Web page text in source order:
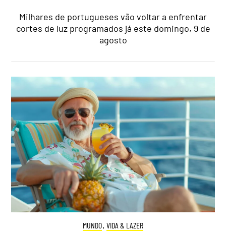
Milhares de portugueses vão voltar a enfrentar
cortes de luz programados já este domingo, 9 de
agosto
MUNDO, VIDA & LAZER